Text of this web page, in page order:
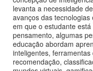
levanta a necessidade
avanços das
em que o estudante
pensamento, algumas
educação abordam
inteligentes,
recomendação,